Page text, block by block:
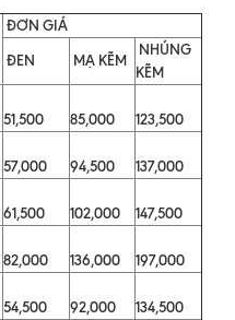
ĐƠN GIÁ
ĐEN
MẠ KẼM
NHÚNG
KẼM
51,500 85,000
123,500
57,000 94,500
137,000
61,500 102,000
147,500
82,000 136,000
197,000
54,500 92,000
134,500